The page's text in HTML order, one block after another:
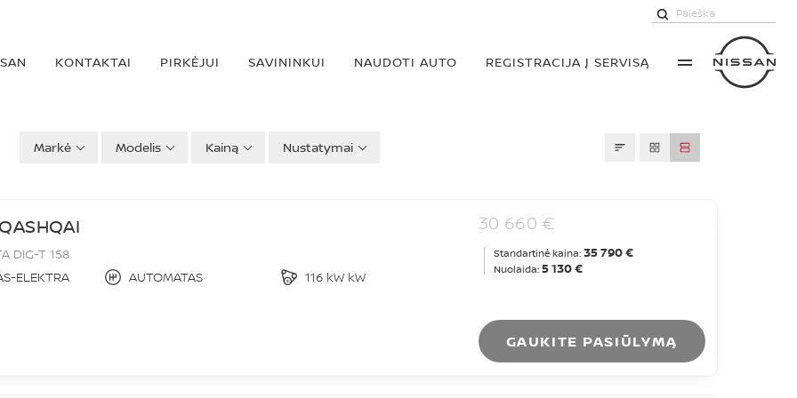
KONTAKTAI PIRKĖJUI SAVININKUI NAUDOTI AUTO REGISTRACIJA Į SERVISĄ
Markė Modelis Kainą Nustatymai
DIG-T 158
30 660 €
Standartinė kaina: 35 790 €
Nuolaida: 5 130 €
ELEKTRA AUTOMATAS 116 kW kW
GAUKITE PASIŪLYMĄ